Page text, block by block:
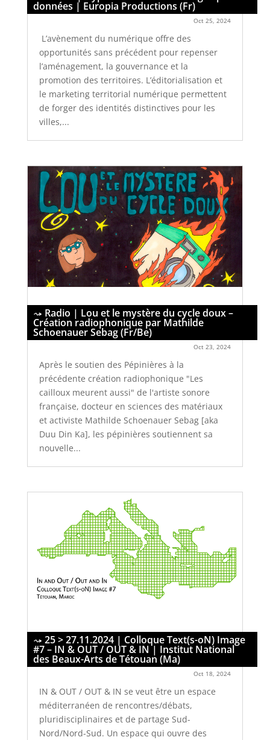
données | Europia Productions (Fr)
Oct 25, 2024
​ L’avènement du numérique offre des
opportunités sans précédent pour repenser
l’aménagement, la gouvernance et la
promotion des territoires. L’éditorialisation et
le marketing territorial numérique permettent
de forger des identités distinctives pour les
villes,...
Radio | Lou et le mystère du cycle doux –
Création radiophonique par Mathilde
Schoenauer Sebag (Fr/Be)
Oct 23, 2024
Après le soutien des Pépinières à la
précédente création radiophonique "Les
cailloux meurent aussi" de l'artiste sonore
française, docteur en sciences des matériaux
et activiste Mathilde Schoenauer Sebag [aka
Duu Din Ka], les pépinières soutiennent sa
nouvelle...
25 > 27.11.2024 | Colloque Text(s-oN) Image
#7 – IN & OUT / OUT & IN | Institut National
des Beaux-Arts de Tétouan (Ma)
Oct 18, 2024
IN & OUT / OUT & IN se veut être un espace
méditerranéen de rencontres/débats,
pluridisciplinaires et de partage Sud-
Nord/Nord-Sud. Un espace qui ouvre des